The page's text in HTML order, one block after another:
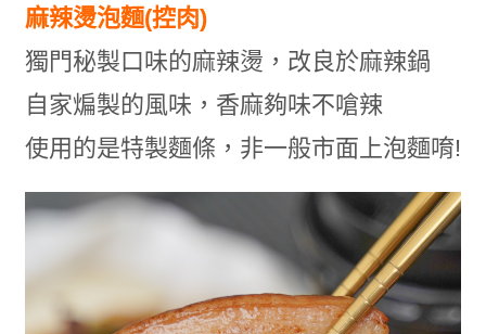
麻辣燙泡麵(控肉)
獨門秘製口味的麻辣燙，改良於麻辣鍋
自家煸製的風味，香麻夠味不嗆辣
使用的是特製麵條，非一般市面上泡麵唷!